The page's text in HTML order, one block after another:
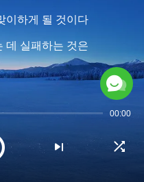
이하게 될 것이다
데 실패하는 것은
문이다
적으로 대하는 것도
00:00